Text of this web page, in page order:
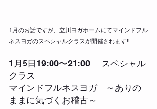
1月のお話ですが、立川ヨガホームにてマインドフル
ネスヨガのスペシャルクラスが開催されます‼︎
1月5日19:00〜21:00 　スペシャル
クラス
マインドフルネスヨガ　～ありの
ままに気づくお稽古～